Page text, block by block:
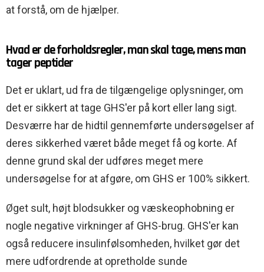
at forstå, om de hjælper.
Hvad er de forholdsregler, man skal tage, mens man
tager peptider
Det er uklart, ud fra de tilgængelige oplysninger, om
det er sikkert at tage GHS'er på kort eller lang sigt.
Desværre har de hidtil gennemførte undersøgelser af
deres sikkerhed været både meget få og korte. Af
denne grund skal der udføres meget mere
undersøgelse for at afgøre, om GHS er 100% sikkert.
Øget sult, højt blodsukker og væskeophobning er
nogle negative virkninger af GHS-brug. GHS'er kan
også reducere insulinfølsomheden, hvilket gør det
mere udfordrende at opretholde sunde